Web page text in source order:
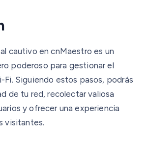
cautivo en cnMaestro es un
poderoso para gestionar el
Fi. Siguiendo estos pasos, podrás
de tu red, recolectar valiosa
y ofrecer una experiencia
visitantes.